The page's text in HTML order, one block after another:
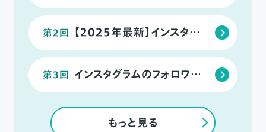
第2回 【2025年最新】インスタグラムの攻略にはアルゴリズムの理解が必要不可欠！
第3回 インスタグラムのフォロワーを0から自力で増やす11の方法！4ステップで確実にファンを増やそう
もっと見る